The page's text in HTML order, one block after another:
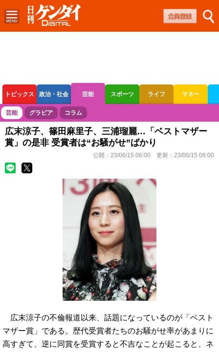
トピックス 政治・社会 芸能 スポーツ ライフ マネー
ボートレース 競輪 オートレース
芸能 グラビア コラム
広末涼子、篠田麻里子、三浦瑠麗…「ベストマザー
賞」の是非 受賞者は“お騒がせ”ばかり
公開： 23/06/15 06:00 更新： 23/06/15 06:00
広末涼子の不倫報道以来、話題になっているのが「ベスト
マザー賞」である。歴代受賞者たちのお騒がせ率があまりに
高すぎて、逆に同賞を受賞すると不吉なことが起こると、ネ